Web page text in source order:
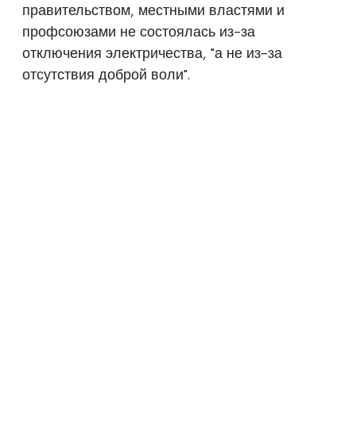
правительством, местными властями и
профсоюзами не состоялась из-за
отключения электричества, "а не из-за
отсутствия доброй воли".